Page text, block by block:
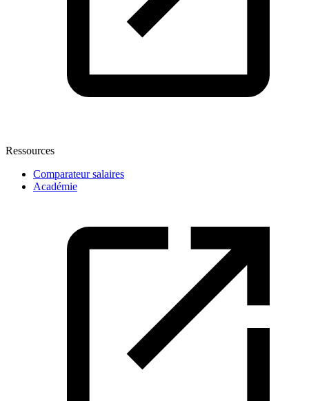
Ressources
Comparateur salaires
Académie